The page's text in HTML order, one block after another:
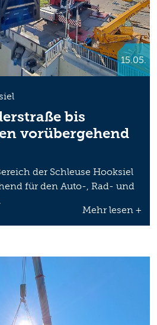
15.05.
bis
vorübergehend
der Schleuse Hooksiel
für den Auto-, Rad- und
Mehr lesen +